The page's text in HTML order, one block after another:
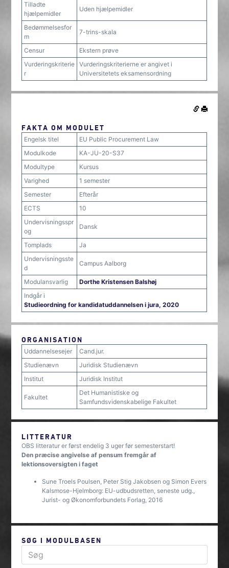
Tilladte
hjælpemidler
Uden hjælpemidler
Bedømmelsesfor
m
7-trins-skala
Censur
Ekstern prøve
Vurderingskriterie
r
Vurderingskriterierne er angivet i
Universitetets eksamensordning
FAKTA OM MODULET
Engelsk titel
EU Public Procurement Law
Modulkode
KA-JU-20-S37
Modultype
Kursus
Varighed
1 semester
Semester
Efterår
ECTS
10
Undervisningsspr
og
Dansk
Tomplads
Ja
Undervisningsste
d
Campus Aalborg
Modulansvarlig
Dorthe Kristensen Balshøj
Indgår i
Studieordning for kandidatuddannelsen i jura, 2020
ORGANISATION
Uddannelsesejer
Cand.jur.
Studienævn
Juridisk Studienævn
Institut
Juridisk Institut
Fakultet
Det Humanistiske og
Samfundsvidenskabelige Fakultet
LITTERATUR
OBS litteratur er først endelig 3 uger før semesterstart!
Den præcise angivelse af pensum fremgår af
lektionsoversigten i faget
Sune Troels Poulsen, Peter Stig Jakobsen og Simon Evers
Kalsmose-Hjelmborg: EU-udbudsretten, seneste udg.,
Jurist- og Økonomforbundets Forlag, 2016
SØG I MODULBASEN